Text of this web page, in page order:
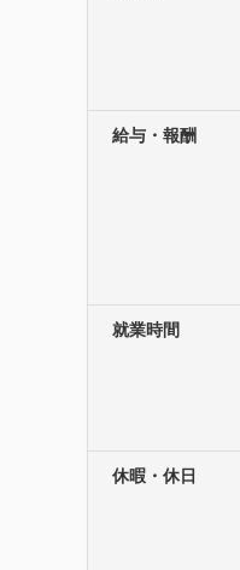
給与・報酬
就業時間
休暇・休日